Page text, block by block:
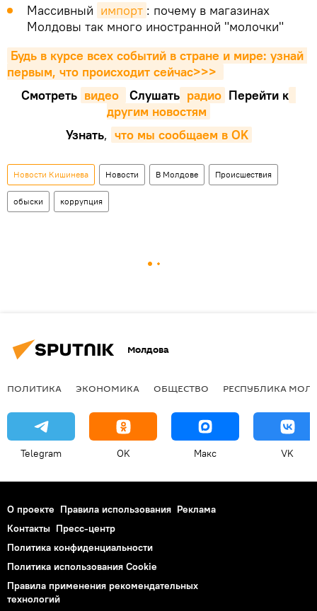
Массивный импорт : почему в магазинах
Молдовы так много иностранной "молочки"
Будь в курсе всех событий в стране и мире: узнай
первым, что происходит сейчаc>>>
Смотреть видео Cлушать радио Перейти к
другим новостям
Узнать, что мы сообщаем в OK
Новости Кишинева Новости В Молдове Происшествия
обыски коррупция
Молдова
ПОЛИТИКА ЭКОНОМИКА ОБЩЕСТВО РЕСПУБЛИКА
Telegram OK Макс VK
О проекте Правила использования Реклама
Контакты Пресс-центр
Политика конфиденциальности
Политика использования Cookie
Правила применения рекомендательных
технологий